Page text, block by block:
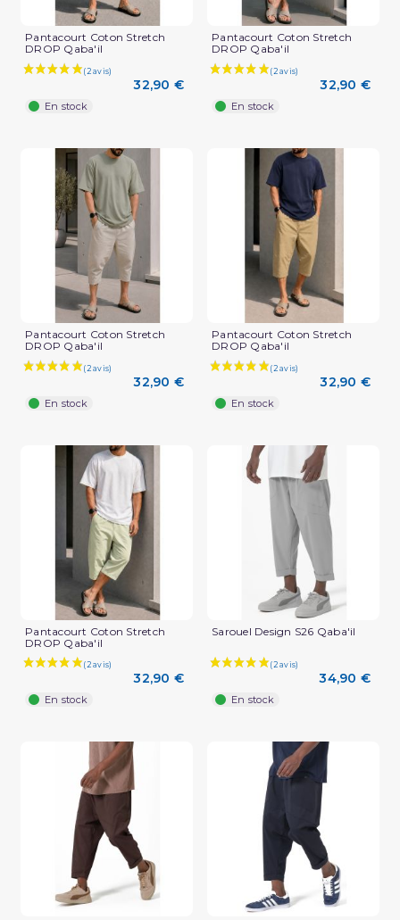
Pantacourt Coton Stretch
DROP Qaba'il
32,90 €
En stock
Pantacourt Coton Stretch
DROP Qaba'il
32,90 €
En stock
Pantacourt Coton Stretch
DROP Qaba'il
32,90 €
En stock
Pantacourt Coton Stretch
DROP Qaba'il
32,90 €
En stock
Pantacourt Coton Stretch
DROP Qaba'il
32,90 €
En stock
Sarouel Design S26 Qaba'il
34,90 €
En stock